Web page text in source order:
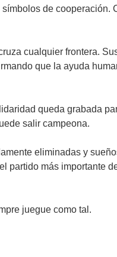
de cooperación.
cualquier frontera.
que la ayuda
queda grabada
salir campeona.
eliminadas y
partido más importante
juegue como tal.